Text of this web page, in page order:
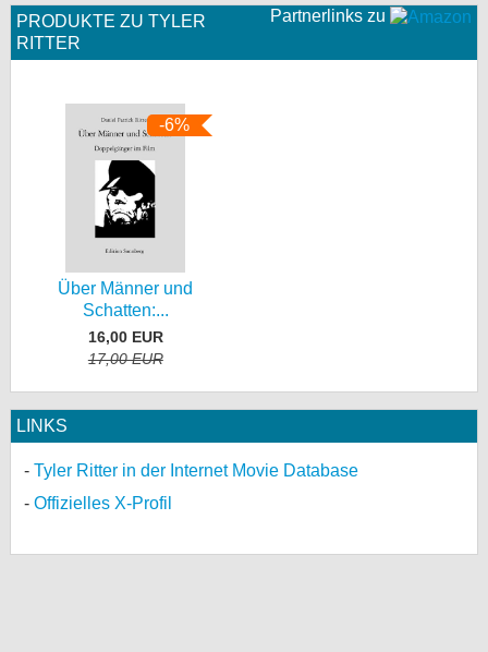
Partnerlinks zu
PRODUKTE ZU TYLER
RITTER
-6%
Über Männer und
Schatten:...
16,00 EUR
17,00 EUR
LINKS
Tyler Ritter in der Internet Movie Database
Offizielles X-Profil